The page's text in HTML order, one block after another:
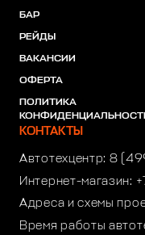
БАР
РЕЙДЫ
ВАКАНСИИ
ОФЕРТА
ПОЛИТИКА
КОНТАКТЫ
Автотехцентр: 8
Интернет-магазин:
Адреса и схемы
Время работы